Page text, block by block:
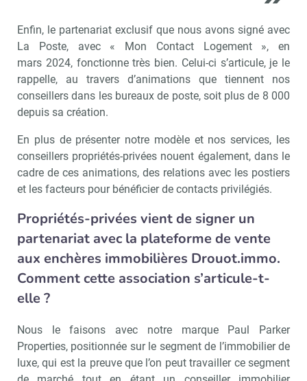
Enfin, le partenariat exclusif que nous avons signé avec
La Poste, avec « Mon Contact Logement », en
mars 2024, fonctionne très bien. Celui-ci s’articule, je le
rappelle, au travers d’animations que tiennent nos
conseillers dans les bureaux de poste, soit plus de 8 000
depuis sa création.
En plus de présenter notre modèle et nos services, les
conseillers propriétés-privées nouent également, dans le
cadre de ces animations, des relations avec les postiers
et les facteurs pour bénéficier de contacts privilégiés.
Propriétés-privées vient de signer un
partenariat avec la plateforme de vente
aux enchères immobilières Drouot.immo.
Comment cette association s’articule-t-
elle ?
Nous le faisons avec notre marque Paul Parker
Properties, positionnée sur le segment de l’immobilier de
luxe, qui est la preuve que l’on peut travailler ce segment